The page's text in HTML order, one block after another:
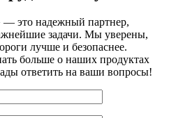
это надежный партнер,
задачи. Мы уверены,
лучше и безопаснее.
больше о наших продуктах
ответить на ваши вопросы!